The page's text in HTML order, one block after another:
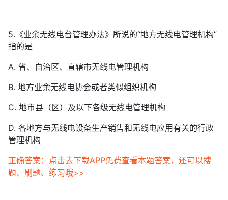
5.《业余无线电台管理办法》所说的“地方无线电管理机构”
指的是
A. 省、自治区、直辖市无线电管理机构
B. 地方业余无线电协会或者类似组织机构
C. 地市县（区）及以下各级无线电管理机构
D. 各地方与无线电设备生产销售和无线电应用有关的行政
管理机构
正确答案：点击去下载APP免费查看本题答案，还可以搜
题、刷题、练习哦>>